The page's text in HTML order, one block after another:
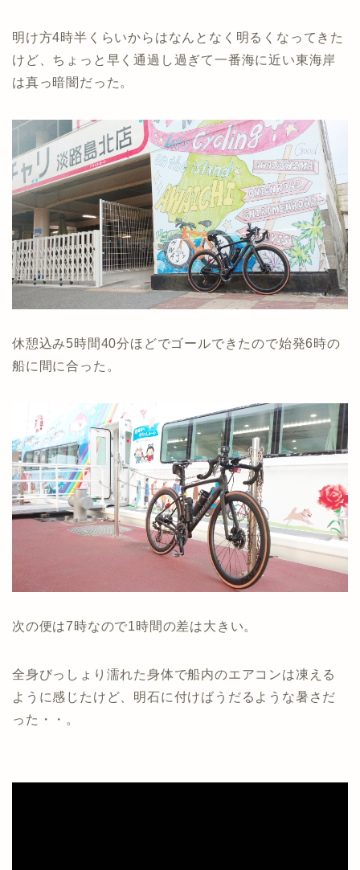
明け方4時半くらいからはなんとなく明るくなってきた
けど、ちょっと早く通過し過ぎて一番海に近い東海岸
は真っ暗闇だった。
休憩込み5時間40分ほどでゴールできたので始発6時の
船に間に合った。
次の便は7時なので1時間の差は大きい。
全身びっしょり濡れた身体で船内のエアコンは凍える
ように感じたけど、明石に付けばうだるような暑さだ
った・・。